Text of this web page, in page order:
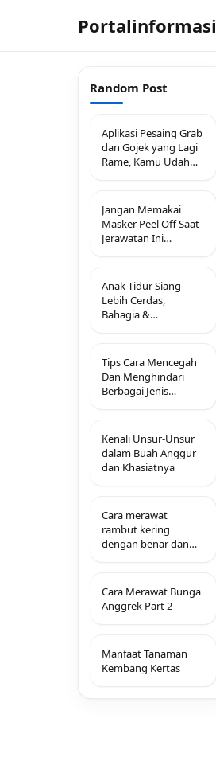
Portalinformasi
Random Post
Aplikasi Pesaing Grab
dan Gojek yang Lagi
Rame, Kamu Udah
Jangan Memakai
Masker Peel Off Saat
Jerawatan Ini
Anak Tidur Siang
Lebih Cerdas,
Bahagia &
Tips Cara Mencegah
Dan Menghindari
Berbagai Jenis
Kenali Unsur-Unsur
dalam Buah Anggur
dan Khasiatnya
Cara merawat
rambut kering
dengan benar dan
Cara Merawat Bunga
Anggrek Part 2
Manfaat Tanaman
Kembang Kertas